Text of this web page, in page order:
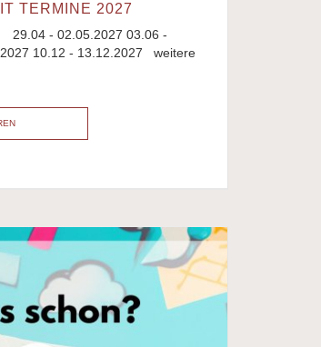
TERMINE 2027
29.04 - 02.05.2027 03.06 -
10.12 - 13.12.2027 weitere